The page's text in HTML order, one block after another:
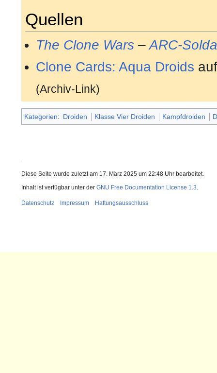
Quellen
The Clone Wars –ARC-
Clone Cards: Aqua Droids
(Archiv-Link)
Kategorien: Droiden Klasse Vier Droiden Kampfdroiden
Diese Seite wurde zuletzt am 17. März 2025 um 22:48 Uhr bearbeitet.
Inhalt ist verfügbar unter der GNU Free Documentation License 1.3.
Datenschutz Impressum Haftungsausschluss